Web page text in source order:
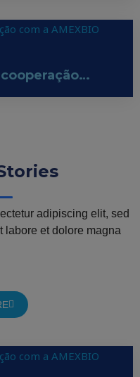
adipiscing elit, sed
labore et dolore magna